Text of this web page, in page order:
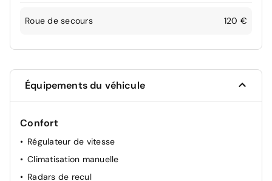
Roue de secours 120 €
Équipements du véhicule
Confort
Régulateur de vitesse
Climatisation manuelle
Radars de recul